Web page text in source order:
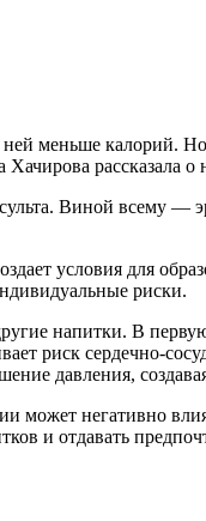
ней меньше
рассказала
Виной всему —
условия для
риски.
напитки. В
риск сердечно-
давления,
негативно
и отдавать